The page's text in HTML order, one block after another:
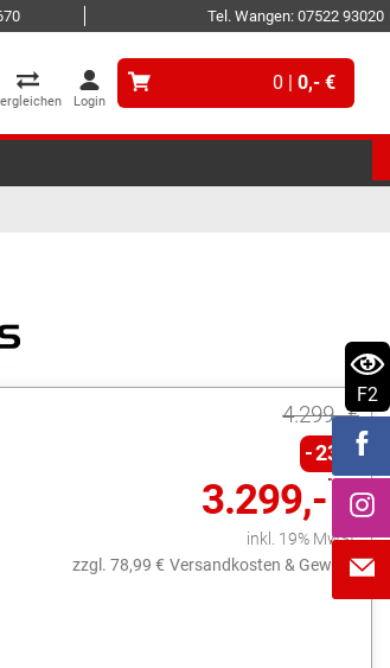
Tel. Wangen: 07522 93020
Login
0 | 0,- €
4.299,- €
23%
3.299,- €
inkl. 19% MwSt.
zzgl. 78,99 € Versandkosten & Gewicht
F2